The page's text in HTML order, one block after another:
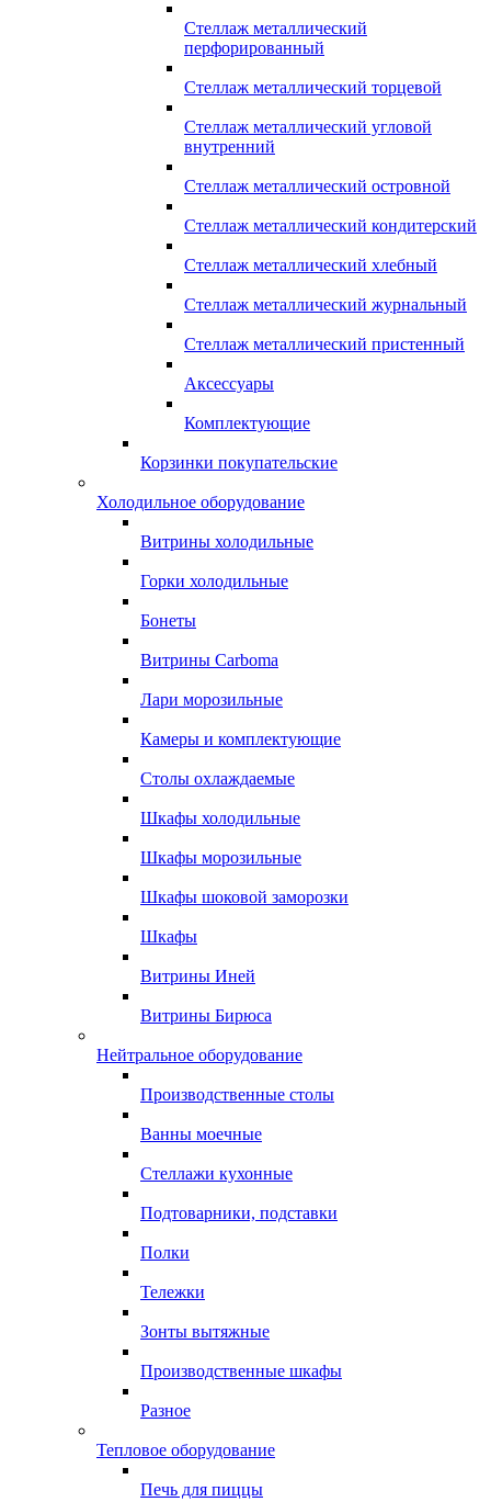
Стеллаж металлический
перфорированный
Стеллаж металлический торцевой
Стеллаж металлический угловой
внутренний
Стеллаж металлический островной
Стеллаж металлический кондитерский
Стеллаж металлический хлебный
Стеллаж металлический журнальный
Стеллаж металлический пристенный
Аксессуары
Комплектующие
Корзинки покупательские
Холодильное оборудование
Витрины холодильные
Горки холодильные
Бонеты
Витрины Carboma
Лари морозильные
Камеры и комплектующие
Столы охлаждаемые
Шкафы холодильные
Шкафы морозильные
Шкафы шоковой заморозки
Шкафы
Витрины Иней
Витрины Бирюса
Нейтральное оборудование
Производственные столы
Ванны моечные
Стеллажи кухонные
Подтоварники, подставки
Полки
Тележки
Зонты вытяжные
Производственные шкафы
Разное
Тепловое оборудование
Печь для пиццы